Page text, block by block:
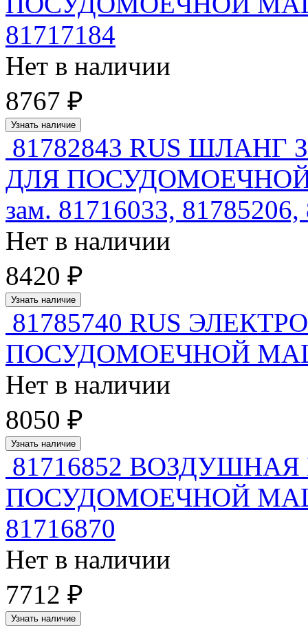
81717184
Нет в наличии
8767 ₽
Узнать наличие
81782843 RUS
ДЛЯ ПОСУДОМОЕЧНОЙ
зам. 81716033,
Нет в наличии
8420 ₽
Узнать наличие
81785740 RUS
ПОСУДОМОЕЧНОЙ
Нет в наличии
8050 ₽
Узнать наличие
81716852
ПОСУДОМОЕЧНОЙ
81716870
Нет в наличии
7712 ₽
Узнать наличие